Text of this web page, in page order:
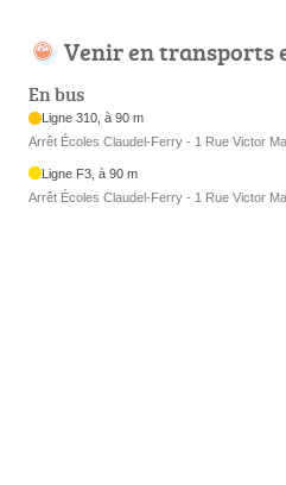
Venir en transports
En bus
Ligne 310, à 90 m
Arrêt Écoles Claudel-Ferry - 1 Rue Victor
Ligne F3, à 90 m
Arrêt Écoles Claudel-Ferry - 1 Rue Victor